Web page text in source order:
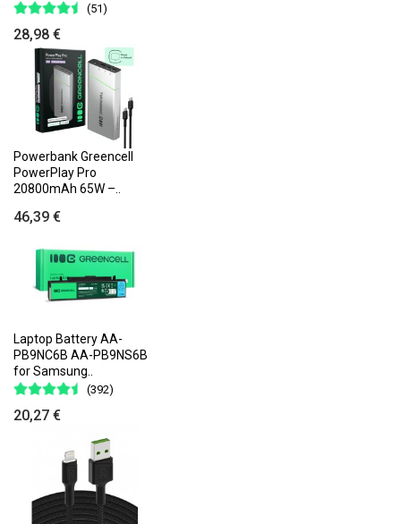
(51)
28,98 €
Powerbank Greencell
PowerPlay Pro
20800mAh 65W –..
46,39 €
Laptop Battery AA-
PB9NC6B AA-PB9NS6B
for Samsung..
(392)
20,27 €